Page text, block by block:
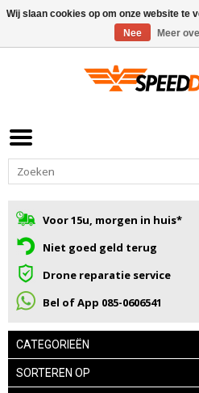
Voor 15u, morgen in huis*
Niet goed geld terug
Drone reparatie service
Bel of App 085-0606541
CATEGORIEËN
SORTEREN OP
Wij slaan cookies op om onze website te
Nee
Meer